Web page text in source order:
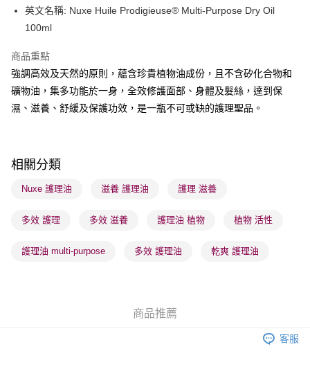
BoC Pay
順豐自助櫃 - 確認發貨後1-3個工作天送達
每筆HK$65.00，滿HK$300.00或以上免運費
順豐站及營業點 - 確認發貨後1-3個工作天送達
物流公司進行物流配送
每筆HK$65.00，滿HK$300.00或以上免運費
(香港門市) 只顯示可選門市。確認發貨後2-5個工作天到店，3天內
每筆HK$20.00，滿HK$100.00或以上免運費
每筆HK$20.00，滿HK$100.00或以上免運費
運費表
英文名稱: Nuxe Huile Prodigieuse® Multi-Purpose Dry Oil
100ml
商品重點
強調高效及天然的原則，蘊含珍貴植物油成份，且不含矽化合物和
礦物油，集多功能於一身，全效修護面部、身體及髮絲，達到保
濕、滋養、舒緩及保護功效，是一瓶不可或缺的護理聖品。
相關分類
Nuxe 護理油 滋養 護理油 護理 滋養
多效 護理 多效 滋養 護理油 植物 植物 活性
護理油 multi-purpose 多效 護理油 乾爽 護理油
商品推薦
客服